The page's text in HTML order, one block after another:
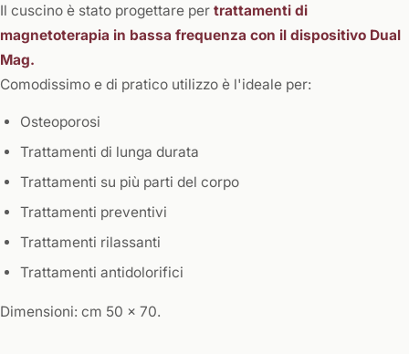
Il cuscino è stato progettare per trattamenti di
magnetoterapia in bassa frequenza con il dispositivo Dual
Mag.
Comodissimo e di pratico utilizzo è l'ideale per:
Osteoporosi
Trattamenti di lunga durata
Trattamenti su più parti del corpo
Trattamenti preventivi
Trattamenti rilassanti
Trattamenti antidolorifici
Dimensioni: cm 50 x 70.